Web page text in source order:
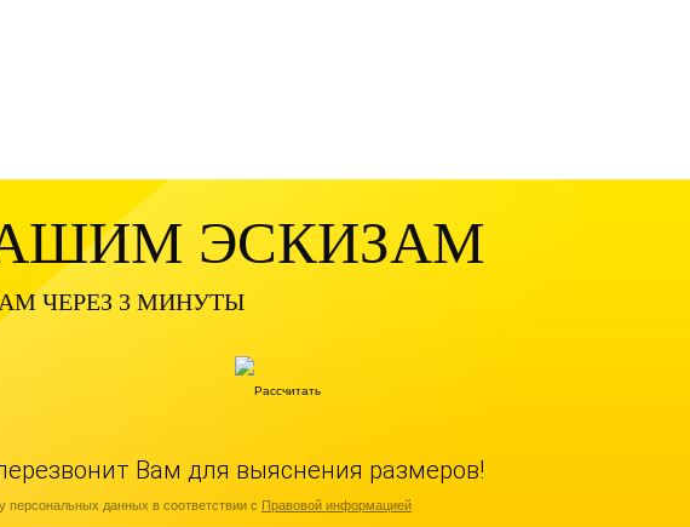
ЭСКИЗАМ
ЧЕРЕЗ 3 МИНУТЫ
Вам для выяснения размеров!
персональных данных в соответствии с Правовой информацией